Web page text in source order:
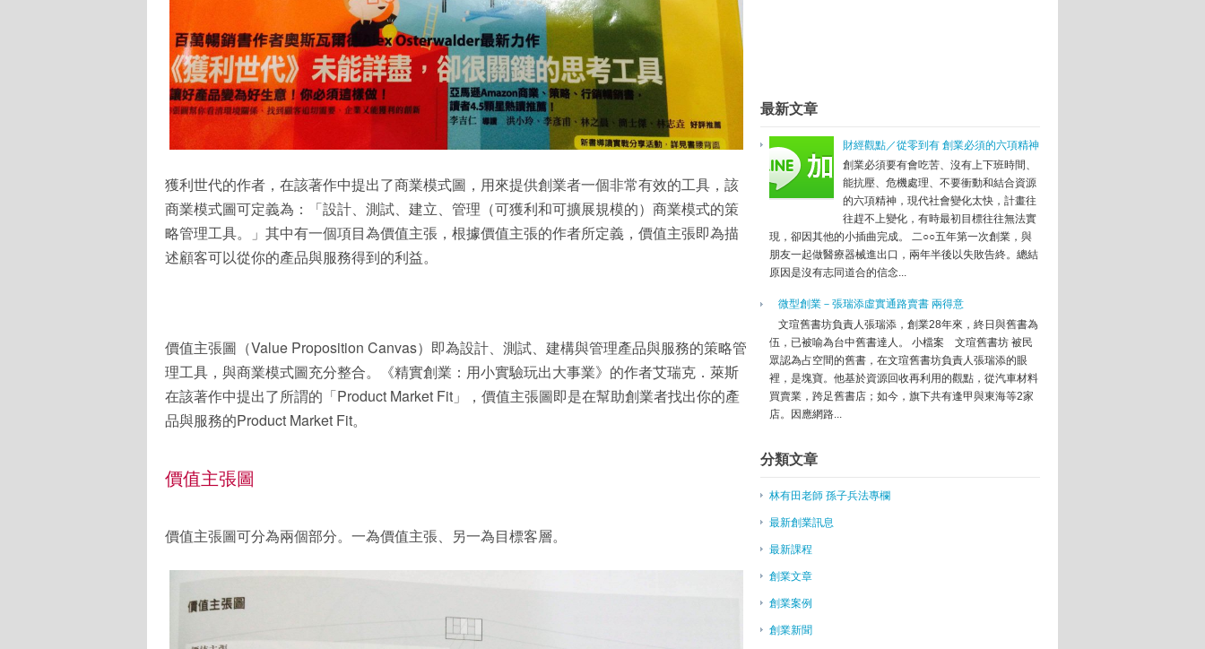
科技部矽谷"台灣創新創業中心" 26新創團隊接軌國際
李開復：台灣科技創業進展落後美中
微型創業－BlueCat 創意小物 增添生活樂趣
廣州創業夢工廠 邀台青共圓夢
談創新創業 柯文哲：從賣鐵砂到賣勞力士錶 知識經濟產生附加價值
創新工場首席執行官李開復：台灣拚創業 政府勿太短視
創業不敗端看你的點子是否黏住投資人
臉書創辦人清華談創業 全程用中文
拚合法落地，Airbnb共同創辦人來台與政府對話
開咖啡店 勿有浪漫想像
微軟大中華區前總裁黃存義：創業懂這三個原則，基本上不會失敗！
取得創業先機 提高成功機率
創業經驗談／寵愛之名美妝品牌創辦人吳蓓薇 開疆闢土效法郭台銘
創業一點靈－創業資金密碼知多少
蔡英文拋創業政策，面對網路浪潮，總統候選人們真的準備好了嗎？
陸新媒體創業賽 首度跨海來台
三導師25日成大傳授創業經驗 民眾可抽獎智慧型手機
2015 APEC全球創業挑戰賽出爐 台灣iStaging團隊奪冠
《高年級實習生》的啟示──老闆比員工年輕50歲，沒問題嗎？
電競產業觀察Part1：它是一整個生態系，機會可能比你想像中還大!
創新創業夯 台大千人搶修創新設計課程
Gogoro創辦人陸學森：過去20年來，我學會的10件事。
人才無國界！mit.jobs推跨境求職平台
桃園鼓勵青農創業 每年培養50位達人
新北首創全國節電培力計畫 報名參加拼獎勵金
阿里攜手富士康 打造創業平台
馬雲鼓勵青年創業：用速度去贏
５個亞洲創業加速器告訴你，最想投資這樣的團隊!！
獲利世代的作者，在該著作中提出了商業模式圖，用來提供創業者一個非常有效的工具，該
商業模式圖可定義為：「設計、測試、建立、管理（可獲利和可擴展規模的）商業模式的策
略管理工具。」其中有一個項目為價值主張，根據價值主張的作者所定義，價值主張即為描
述顧客可以從你的產品與服務得到的利益。
價值主張圖（Value Proposition Canvas）即為設計、測試、建構與管理產品與服務的策略管
理工具，與商業模式圖充分整合。《精實創業：用小實驗玩出大事業》的作者艾瑞克．萊斯
在該著作中提出了所謂的「Product Market Fit」，價值主張圖即是在幫助創業者找出你的產
品與服務的Product Market Fit。
價值主張圖
價值主張圖可分為兩個部分。一為價值主張、另一為目標客層。
最新文章
財經觀點／從零到有 創業必須的六項精神
創業必須要有會吃苦、沒有上下班時間、
能抗壓、危機處理、不要衝動和結合資源
的六項精神，現代社會變化太快，計畫往
往趕不上變化，有時最初目標往往無法實
現，卻因其他的小插曲完成。 二○○五年第一次創業，與
朋友一起做醫療器械進出口，兩年半後以失敗告終。總結
原因是沒有志同道合的信念...
微型創業－張瑞添虛實通路賣書 兩得意
文瑄舊書坊負責人張瑞添，創業28年來，終日與舊書為
伍，已被喻為台中舊書達人。 小檔案 文瑄舊書坊 被民
眾認為占空間的舊書，在文瑄舊書坊負責人張瑞添的眼
裡，是塊寶。他基於資源回收再利用的觀點，從汽車材料
買賣業，跨足舊書店；如今，旗下共有逢甲與東海等2家
店。因應網路...
分類文章
林有田老師 孫子兵法專欄
最新創業訊息
最新課程
創業文章
創業案例
創業新聞